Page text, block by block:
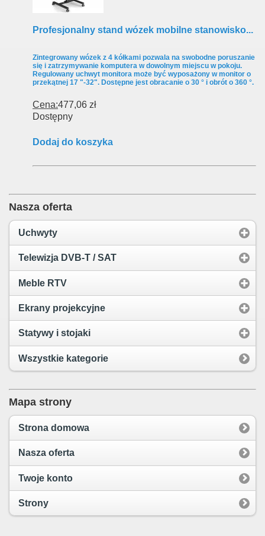
Profesjonalny stand wózek mobilne stanowisko...
Zintegrowany wózek z 4 kółkami pozwala na swobodne poruszanie
się i zatrzymywanie komputera w dowolnym miejscu w pokoju.
Regulowany uchwyt monitora może być wyposażony w monitor o
przekątnej 17 "-32". Dostępne jest obracanie o 30 ° i obrót o 360 °.
Cena:477,06 zł
Dostępny
Dodaj do koszyka
Nasza oferta
Uchwyty
Telewizja DVB-T / SAT
Meble RTV
Ekrany projekcyjne
Statywy i stojaki
Wszystkie kategorie
Mapa strony
Strona domowa
Nasza oferta
Twoje konto
Strony